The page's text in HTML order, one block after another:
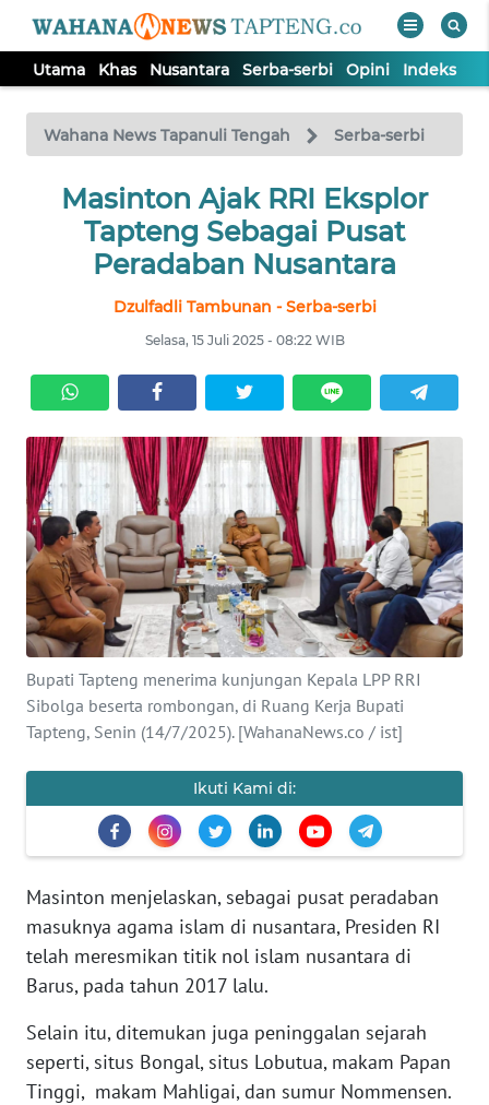
Utama Khas Nusantara Serba-serbi Opini Indeks
Wahana News Tapanuli Tengah Serba-serbi
Masinton Ajak RRI Eksplor
Tapteng Sebagai Pusat
Peradaban Nusantara
Dzulfadli Tambunan - Serba-serbi
Selasa, 15 Juli 2025 - 08:22 WIB
Bupati Tapteng menerima kunjungan Kepala LPP RRI
Sibolga beserta rombongan, di Ruang Kerja Bupati
Tapteng, Senin (14/7/2025). [WahanaNews.co / ist]
Ikuti Kami di:
Masinton menjelaskan, sebagai pusat peradaban
masuknya agama islam di nusantara, Presiden RI
telah meresmikan titik nol islam nusantara di
Barus, pada tahun 2017 lalu.
Selain itu, ditemukan juga peninggalan sejarah
seperti, situs Bongal, situs Lobutua, makam Papan
Tinggi, makam Mahligai, dan sumur Nommensen.
TV
Tutup
UTAMA
NUSANTARA
SERBA-
SERBI
OPINI
Informasi
INDEKS
BERITA
KONTAK
KAMI
INFO
TENTANG
PEDOMAN
SIBER
REDAKSI
KARIR